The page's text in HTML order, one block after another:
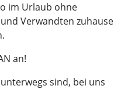
im Urlaub ohne
Verwandten zuhause
an!
sind, bei uns